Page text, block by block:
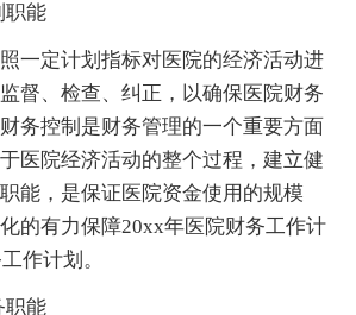
职能
一定计划指标对医院的经济活动进
督、检查、纠正，以确保医院财务
务控制是财务管理的一个重要方面
医院经济活动的整个过程，建立健
能，是保证医院资金使用的规模
的有力保障20xx年医院财务工作计
作计划。
职能